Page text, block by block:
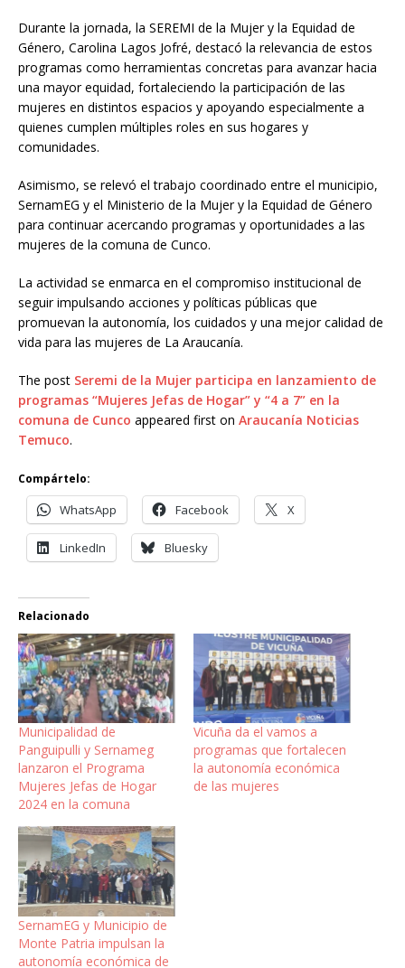
Durante la jornada, la SEREMI de la Mujer y la Equidad de
Género, Carolina Lagos Jofré, destacó la relevancia de estos
programas como herramientas concretas para avanzar hacia
una mayor equidad, fortaleciendo la participación de las
mujeres en distintos espacios y apoyando especialmente a
quienes cumplen múltiples roles en sus hogares y
comunidades.
Asimismo, se relevó el trabajo coordinado entre el municipio,
SernamEG y el Ministerio de la Mujer y la Equidad de Género
para continuar acercando programas y oportunidades a las
mujeres de la comuna de Cunco.
La actividad se enmarca en el compromiso institucional de
seguir impulsando acciones y políticas públicas que
promuevan la autonomía, los cuidados y una mejor calidad de
vida para las mujeres de La Araucanía.
The post Seremi de la Mujer participa en lanzamiento de
programas “Mujeres Jefas de Hogar” y “4 a 7” en la
comuna de Cunco appeared first on Araucanía Noticias
Temuco.
Compártelo:
WhatsApp Facebook X
LinkedIn Bluesky
Relacionado
Municipalidad de
Panguipulli y Sernameg
lanzaron el Programa
Mujeres Jefas de Hogar
2024 en la comuna
Vicuña da el vamos a
programas que fortalecen
la autonomía económica
de las mujeres
SernamEG y Municipio de
Monte Patria impulsan la
autonomía económica de